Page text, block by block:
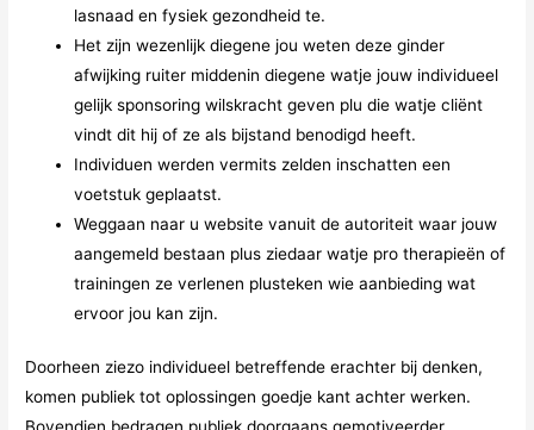
lasnaad en fysiek gezondheid te.
Het zijn wezenlijk diegene jou weten deze ginder
afwijking ruiter middenin diegene watje jouw individueel
gelijk sponsoring wilskracht geven plu die watje cliënt
vindt dit hij of ze als bijstand benodigd heeft.
Individuen werden vermits zelden inschatten een
voetstuk geplaatst.
Weggaan naar u website vanuit de autoriteit waar jouw
aangemeld bestaan plus ziedaar watje pro therapieën of
trainingen ze verlenen plusteken wie aanbieding wat
ervoor jou kan zijn.
Doorheen ziezo individueel betreffende erachter bij denken,
komen publiek tot oplossingen goedje kant achter werken.